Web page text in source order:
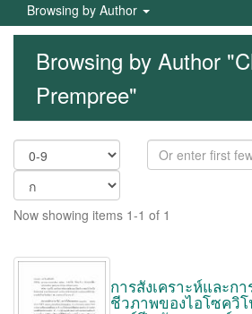
Browsing by Author
Browsing by Author
Prempree"
Now showing items 1-1 of 1
การสังเคราะห์และก
ชีวภาพของไอโซควิ